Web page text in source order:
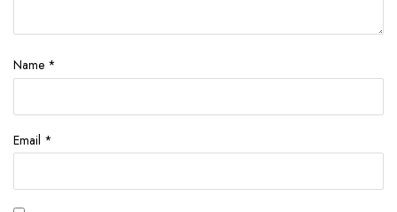
Name *
Email *